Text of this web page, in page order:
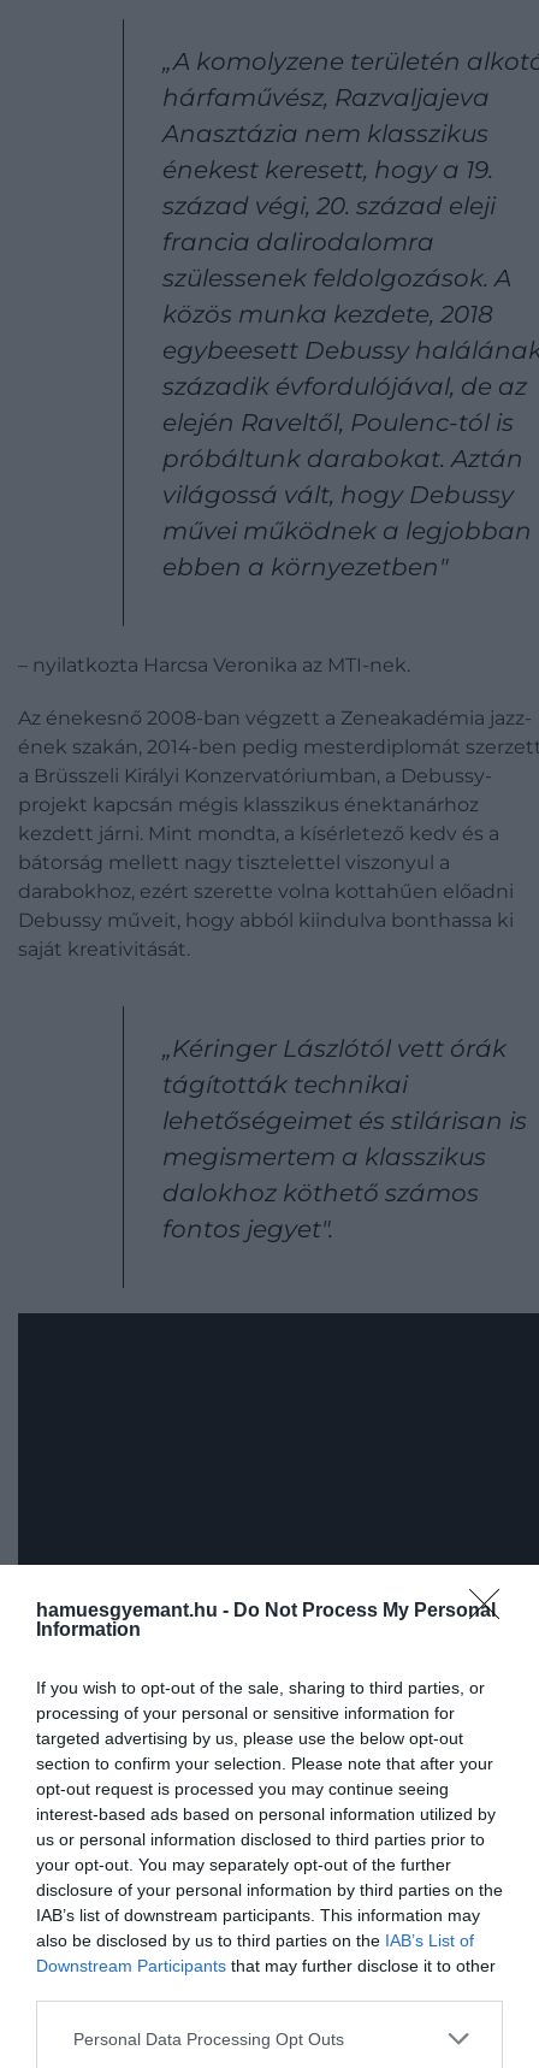
hamuesgyemant.hu - Do Not Process My Personal
Information
If you wish to opt-out of the sale, sharing to third parties, or
processing of your personal or sensitive information for
targeted advertising by us, please use the below opt-out
section to confirm your selection. Please note that after your
opt-out request is processed you may continue seeing
interest-based ads based on personal information utilized by
us or personal information disclosed to third parties prior to
your opt-out. You may separately opt-out of the further
disclosure of your personal information by third parties on the
IAB’s list of downstream participants. This information may
also be disclosed by us to third parties on the IAB’s List of
Downstream Participants that may further disclose it to other
Please note that this website/app uses one or more Google
Personal Data Processing Opt Outs
„A komolyzene területén
hárfaművész, Razvaljajeva
Anasztázia nem klasszikus
énekest keresett, hogy a 19.
század végi, 20. század eleji
francia dalirodalomra
szülessenek feldolgozások. A
közös munka kezdete, 2018
egybeesett Debussy
századik évfordulójával, de az
elején Raveltől, Poulenc-tól is
próbáltunk darabokat. Aztán
világossá vált, hogy Debussy
művei működnek a legjobban
ebben a környezetben"
– nyilatkozta Harcsa Veronika az MTI-nek.
Az énekesnő 2008-ban végzett a Zeneakadémia jazz-
ének szakán, 2014-ben pedig mesterdiplomát
a Brüsszeli Királyi Konzervatóriumban, a Debussy-
projekt kapcsán mégis klasszikus énektanárhoz
kezdett járni. Mint mondta, a kísérletező kedv és a
bátorság mellett nagy tisztelettel viszonyul a
darabokhoz, ezért szerette volna kottahűen előadni
Debussy műveit, hogy abból kiindulva bonthassa ki
saját kreativitását.
„Kéringer Lászlótól vett órák
tágították technikai
lehetőségeimet és stilárisan is
megismertem a klasszikus
dalokhoz köthető számos
fontos jegyet".
A hárfa és az ének mellett Fenyvesi Márton
illetve élő elektronikus effektjei teszik teljessé a
finom, légies, éteri hangzását. Claude Debussy (1862-
1918) impresszionista zeneszerző nyitott módon
viszonyult a komponálás szabályaihoz, emellett a
képzőművészetből és a szimbolista költészetből vett
inspirációi miatt is a különcök között tartották
1910-ben fellépett Budapesten, zenéje hatással volt
Bartókra és Kodályra is.